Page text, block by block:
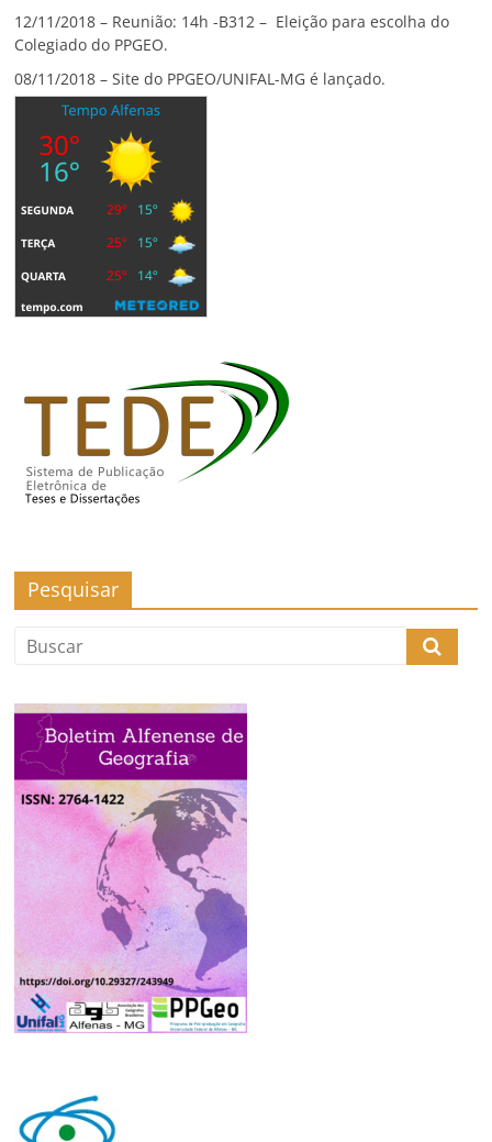
12/11/2018 – Reunião: 14h -B312 – Eleição para escolha do
Colegiado do PPGEO.
08/11/2018 – Site do PPGEO/UNIFAL-MG é lançado.
Pesquisar